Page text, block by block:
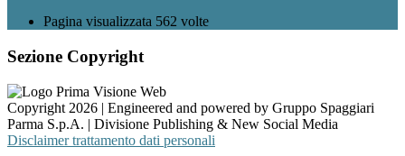
Pagina visualizzata 562 volte
Sezione Copyright
Copyright 2026 | Engineered and powered by Gruppo Spaggiari
Parma S.p.A. | Divisione Publishing & New Social Media
Disclaimer trattamento dati personali